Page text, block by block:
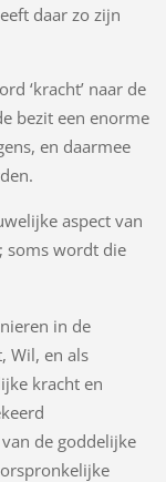
daar zo zijn
‘kracht’ naar de
bezit een enorme
en daarmee
aspect van
soms wordt die
in de
Wil, en als
kracht en
de goddelijke